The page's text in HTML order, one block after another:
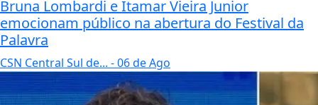
Bruna Lombardi e Itamar Vieira Junior
emocionam público na abertura do Festival da
Palavra
CSN Central Sul de... - 06 de Ago